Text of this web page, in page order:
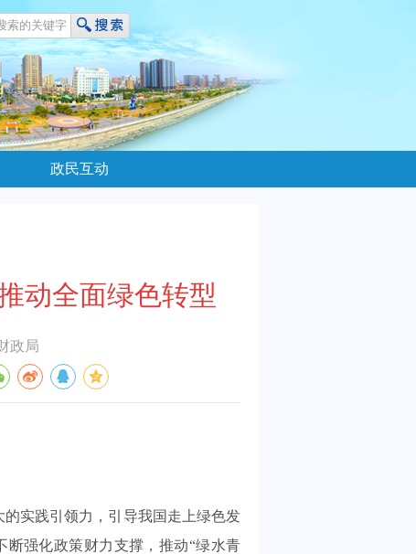
政民互动
动全面绿色转型
政局
实践引领力，引导我国走上绿色发
强化政策财力支撑，推动“绿水青